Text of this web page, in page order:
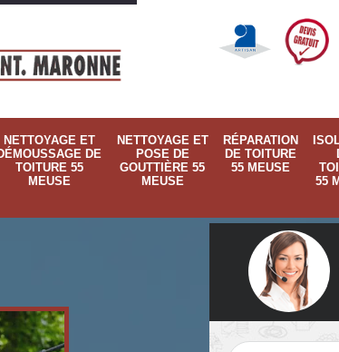
NETTOYAGE ET
DE
TOITURE 55
MEUSE
NETTOYAGE ET
POSE DE
GOUTTIÈRE 55
MEUSE
RÉPARATION
DE TOITURE
55 MEUSE
55